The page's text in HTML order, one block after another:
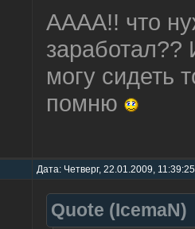
АААА!! что
могу сидеть
помню
Дата: Четверг, 22.01.2009,
Quote (IcemaN)